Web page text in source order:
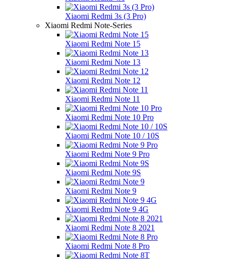
Xiaomi Redmi 3s (3 Pro)
Xiaomi Redmi Note-Series
Xiaomi Redmi Note 15
Xiaomi Redmi Note 13
Xiaomi Redmi Note 12
Xiaomi Redmi Note 11
Xiaomi Redmi Note 10 Pro
Xiaomi Redmi Note 10 / 10S
Xiaomi Redmi Note 9 Pro
Xiaomi Redmi Note 9S
Xiaomi Redmi Note 9
Xiaomi Redmi Note 9 4G
Xiaomi Redmi Note 8 2021
Xiaomi Redmi Note 8 Pro